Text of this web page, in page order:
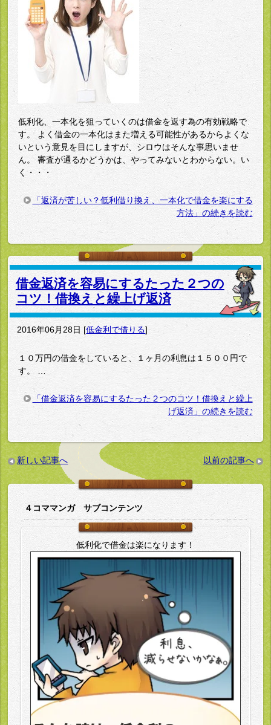
低利化、一本化を狙っていくのは借金を返す為の有効戦略で
す。 よく借金の一本化はまた増える可能性があるからよくな
いという意見を目にしますが、シロウはそんな事思いませ
ん。 審査が通るかどうかは、やってみないとわからない。い
く・・・
「返済が苦しい？低利借り換え、一本化で借金を楽にする
方法」の続きを読む
借金返済を容易にするたった２つの
コツ！借換えと繰上げ返済
2016年06月28日 [低金利で借りる]
１０万円の借金をしていると、１ヶ月の利息は１５００円で
す。 …
「借金返済を容易にするたった２つのコツ！借換えと繰上
げ返済」の続きを読む
以前の記事へ
新しい記事へ
４コママンガ サブコンテンツ
低利化で借金は楽になります！